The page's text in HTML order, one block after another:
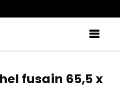
fusain 65,5 x